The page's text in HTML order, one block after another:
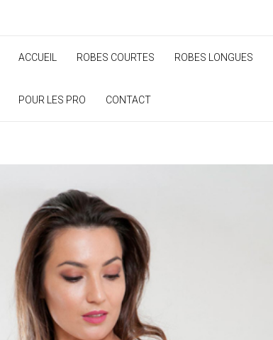
ACCUEIL ROBES COURTES ROBES LONGUES
POUR LES PRO CONTACT